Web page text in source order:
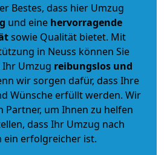
Bestes, dass hier Umzug
und eine hervorragende
sowie Qualität bietet. Mit
in Neuss können Sie
Ihr Umzug reibungslos und
wir sorgen dafür, dass Ihre
Wünsche erfüllt werden. Wir
Partner, um Ihnen zu helfen
dass Ihr Umzug nach
ein erfolgreicher ist.